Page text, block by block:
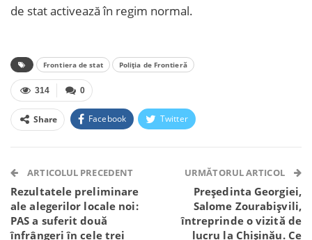
de stat activează în regim normal.
Frontiera de stat Poliția de Frontieră
0
314
Share Facebook Twitter
Telegram WhatsApp Viber
ARTICOLUL PRECEDENT
Rezultatele preliminare
ale alegerilor locale noi:
PAS a suferit două
înfrângeri în cele trei
URMĂTORUL ARTICOL
Președinta Georgiei,
Salome Zourabișvili,
întreprinde o vizită de
lucru la Chișinău. Ce